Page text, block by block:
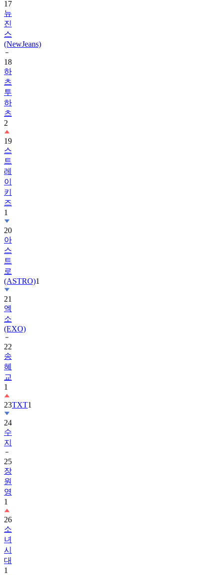
진
스
(NewJeans)
18
하
츠
투
하
츠
2
19
스
트
레
이
키
즈
1
20
아
스
트
로
(ASTRO)
21
엑
소
(EXO)
22
송
혜
교
1
23
24
수
지
25
장
원
영
1
26
소
녀
시
대
1
27